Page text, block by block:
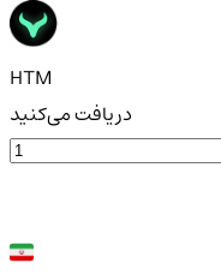
HTM
دریافت می‌کنید